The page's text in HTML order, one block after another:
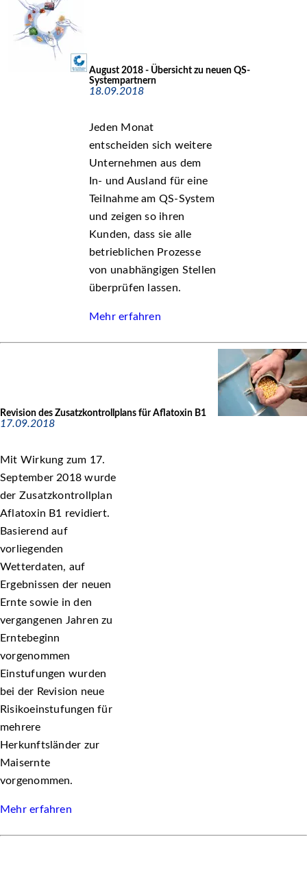
August 2018 - Übersicht zu neuen QS-
Systempartnern
18.09.2018
Jeden Monat
entscheiden sich weitere
Unternehmen aus dem
In- und Ausland für eine
Teilnahme am QS-System
und zeigen so ihren
Kunden, dass sie alle
betrieblichen Prozesse
von unabhängigen Stellen
überprüfen lassen.
Mehr erfahren
Revision des Zusatzkontrollplans für Aflatoxin B1
17.09.2018
Mit Wirkung zum 17.
September 2018 wurde
der Zusatzkontrollplan
Aflatoxin B1 revidiert.
Basierend auf
vorliegenden
Wetterdaten, auf
Ergebnissen der neuen
Ernte sowie in den
vergangenen Jahren zu
Erntebeginn
vorgenommen
Einstufungen wurden
bei der Revision neue
Risikoeinstufungen für
mehrere
Herkunftsländer zur
Maisernte
vorgenommen.
Mehr erfahren